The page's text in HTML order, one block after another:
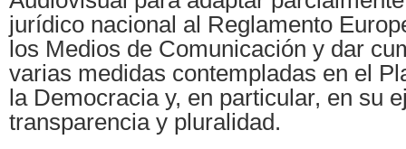
jurídico nacional al Reglamento
los Medios de Comunicación y dar
varias medidas contempladas en el
la Democracia y, en particular, en su
transparencia y pluralidad.